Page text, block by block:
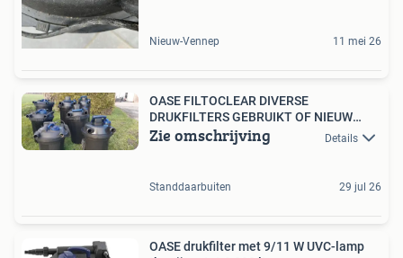
Nieuw-Vennep 11 mei 26
OASE FILTOCLEAR DIVERSE
DRUKFILTERS GEBRUIKT OF NIEUW
-20%
Zie omschrijving Details
Standdaarbuiten 29 jul 26
OASE drukfilter met 9/11 W UVC-lamp